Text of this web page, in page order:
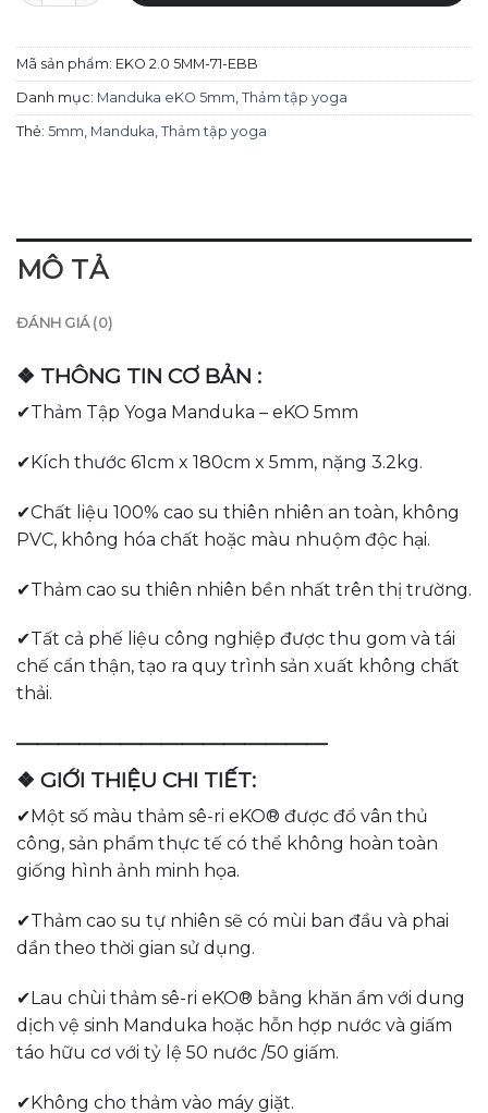
Mã sản phẩm: EKO 2.0 5MM-71-EBB
Danh mục: Manduka eKO 5mm Thảm tập yoga
Thẻ: 5mm Manduka Thảm tập yoga
MÔ TẢ
ĐÁNH GIÁ (0)
❖ THÔNG TIN CƠ BẢN :
✔Thảm Tập Yoga Manduka – eKO 5mm
✔Kích thước 61cm x 180cm x 5mm, nặng 3.2kg.
✔Chất liệu 100% cao su thiên nhiên an toàn, không
PVC, không hóa chất hoặc màu nhuộm độc hại.
✔Thảm cao su thiên nhiên bền nhất trên thị trường.
✔Tất cả phế liệu công nghiệp được thu gom và tái
chế cẩn thận, tạo ra quy trình sản xuất không chất
thải.
———————————————
❖ GIỚI THIỆU CHI TIẾT:
✔Một số màu thảm sê-ri eKO® được đổ vân thủ
công, sản phẩm thực tế có thể không hoàn toàn
giống hình ảnh minh họa.
✔Thảm cao su tự nhiên sẽ có mùi ban đầu và phai
dần theo thời gian sử dụng.
✔Lau chùi thảm sê-ri eKO® bằng khăn ẩm với dung
dịch vệ sinh Manduka hoặc hỗn hợp nước và giấm
táo hữu cơ với tỷ lệ 50 nước /50 giấm.
✔Không cho thảm vào máy giặt.